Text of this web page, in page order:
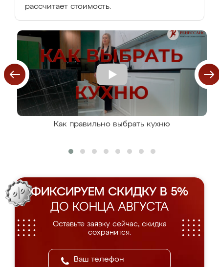
рассчитает стоимость.
Как правильно выбрать кухню
ФИКСИРУЕМ СКИДКУ В 5%
ДО КОНЦА АВГУСТА
Оставьте заявку сейчас, скидка
сохранится.